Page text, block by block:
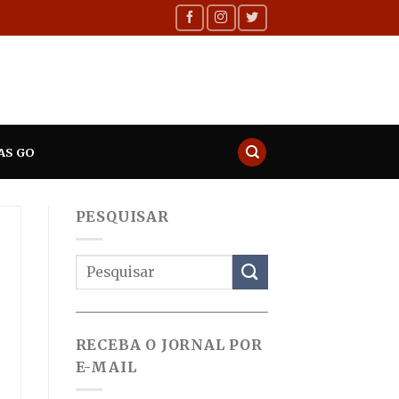
GO
PESQUISAR
RECEBA O JORNAL POR
E-MAIL